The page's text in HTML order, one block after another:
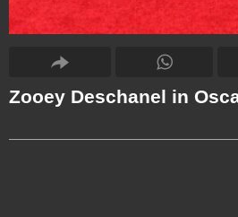
Zooey Deschanel in